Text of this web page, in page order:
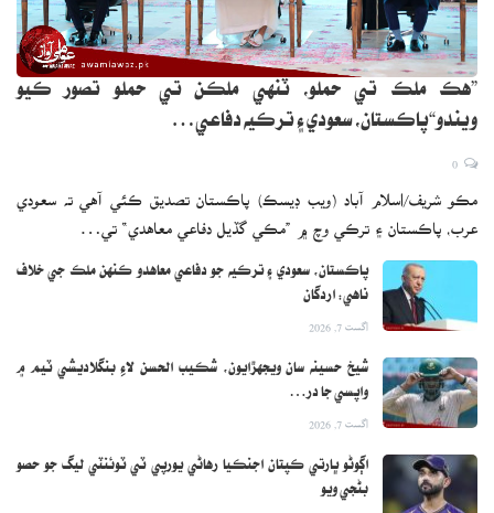
”هڪ ملڪ تي حملو، ٽنهي ملڪن تي حملو تصور ڪيو
ويندو“پاڪستان، سعودي ۽ ترڪيه دفاعي…
مڪو شريف/اسلام آباد (ويب ڊيسڪ) پاڪستان تصديق ڪئي آهي ته سعودي
عرب، پاڪستان ۽ ترڪي وچ ۾ ”مڪي گڏيل دفاعي معاهدي“ تي…
پاڪستان، سعودي ۽ ترڪيه جو دفاعي معاهدو ڪنهن ملڪ جي خلاف
ناهي: اردگان
اگست 7, 2026
شيخ حسينه سان ويجهڙايون، شڪيب الحسن لاءِ بنگلاديشي ٽيم ۾
واپسي جا در…
اگست 7, 2026
اڳوڻو ڀارتي ڪپتان اجنڪيا رهاڻي يورپي ٽي ٽوئنٽي ليگ جو حصو
بڻجي ويو